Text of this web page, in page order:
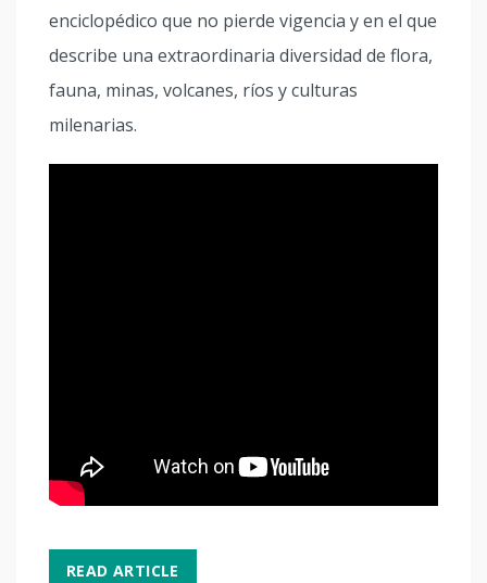
enciclopédico que no pierde vigencia y en el que
describe una extraordinaria diversidad de flora,
fauna, minas, volcanes, ríos y culturas
milenarias.
READ ARTICLE